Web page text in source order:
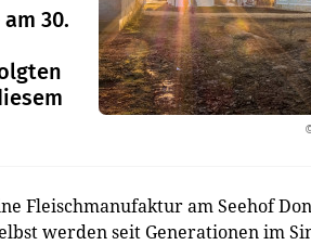
30.
Fleischmanufaktur am Seehof
werden seit Generationen im